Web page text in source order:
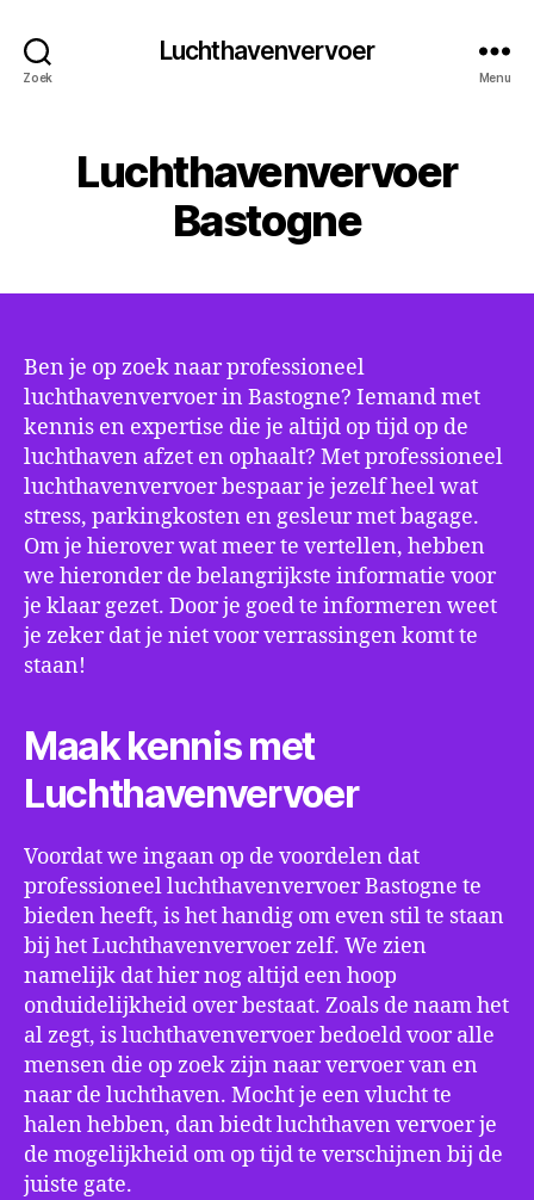
Zoek
Luchthavenvervoer
Menu
Luchthavenvervoer
Bastogne
Ben je op zoek naar professioneel
luchthavenvervoer in Bastogne? Iemand met
kennis en expertise die je altijd op tijd op de
luchthaven afzet en ophaalt? Met professioneel
luchthavenvervoer bespaar je jezelf heel wat
stress, parkingkosten en gesleur met bagage.
Om je hierover wat meer te vertellen, hebben
we hieronder de belangrijkste informatie voor
je klaar gezet. Door je goed te informeren weet
je zeker dat je niet voor verrassingen komt te
staan!
Maak kennis met
Luchthavenvervoer
Voordat we ingaan op de voordelen dat
professioneel luchthavenvervoer Bastogne te
bieden heeft, is het handig om even stil te staan
bij het Luchthavenvervoer zelf. We zien
namelijk dat hier nog altijd een hoop
onduidelijkheid over bestaat. Zoals de naam het
al zegt, is luchthavenvervoer bedoeld voor alle
mensen die op zoek zijn naar vervoer van en
naar de luchthaven. Mocht je een vlucht te
halen hebben, dan biedt luchthaven vervoer je
de mogelijkheid om op tijd te verschijnen bij de
juiste gate.